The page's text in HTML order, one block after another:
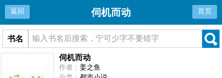
返回 伺机而动 首页
书名
伺机而动
作者：姜之鱼